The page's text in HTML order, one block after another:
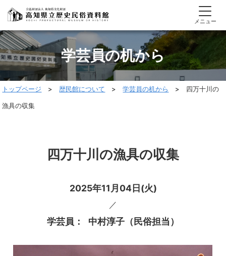
メニュー
学芸員の机から
トップページ > 歴民館について >学芸員の机から > 四万十川の
漁具の収集
四万十川の漁具の収集
2025年11月04日(火)
／
中村淳子（民俗担当）